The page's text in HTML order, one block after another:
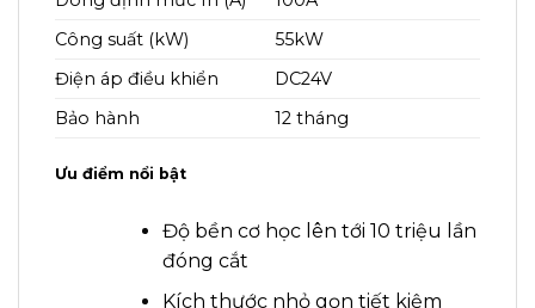
Công suất (kW)
55kW
Điện áp điều khiển
DC24V
Bảo hành
12 tháng
Ưu điểm nổi bật
Độ bền cơ học lên tới 10 triệu lần
đóng cắt
Kích thước nhỏ gọn tiết kiệm